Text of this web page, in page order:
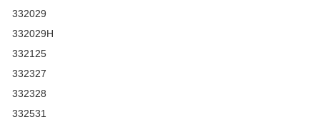
332029
332029H
332125
332327
332328
332531